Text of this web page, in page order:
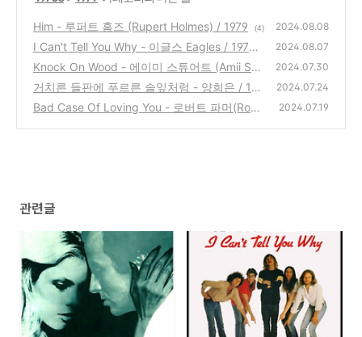
Him - 루퍼트 홈즈 (Rupert Holmes) / 1979 (4) 2024.08.08
I Can't Tell You Why - 이글스 Eagles / 1979
(0)
2024.08.07
Knock On Wood - 에이미 스튜어트 (Amii Ste
wart) / 1979
(0)
2024.07.30
거치른 들판에 푸르른 솔잎처럼 - 양희은 / 197
9
(8)
2024.07.24
Bad Case Of Loving You - 로버트 파머(Robe
2024.07.19
관련글